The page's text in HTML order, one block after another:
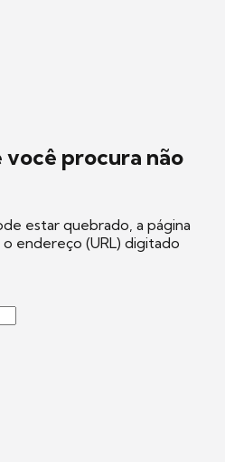
procura não
estar quebrado, a página
endereço (URL) digitado